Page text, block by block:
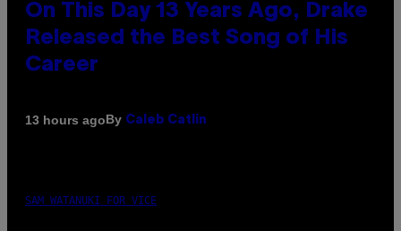
On This Day 13 Years Ago, Drake
Released the Best Song of His
Career
13 hours agoBy Caleb Catlin
SAM WATANUKI FOR VICE